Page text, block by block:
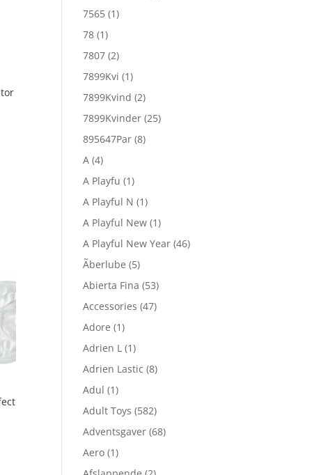
7565 (1)
78 (1)
7807 (2)
7899Kvi (1)
7899Kvind (2)
7899Kvinder (25)
895647Par (8)
A (4)
A Playfu (1)
A Playful N (1)
A Playful New (1)
A Playful New Year (46)
Ãberlube (5)
Abierta Fina (53)
Accessories (47)
Adore (1)
Adrien L (1)
Adrien Lastic (8)
Adul (1)
Adult Toys (582)
Adventsgaver (68)
Aero (1)